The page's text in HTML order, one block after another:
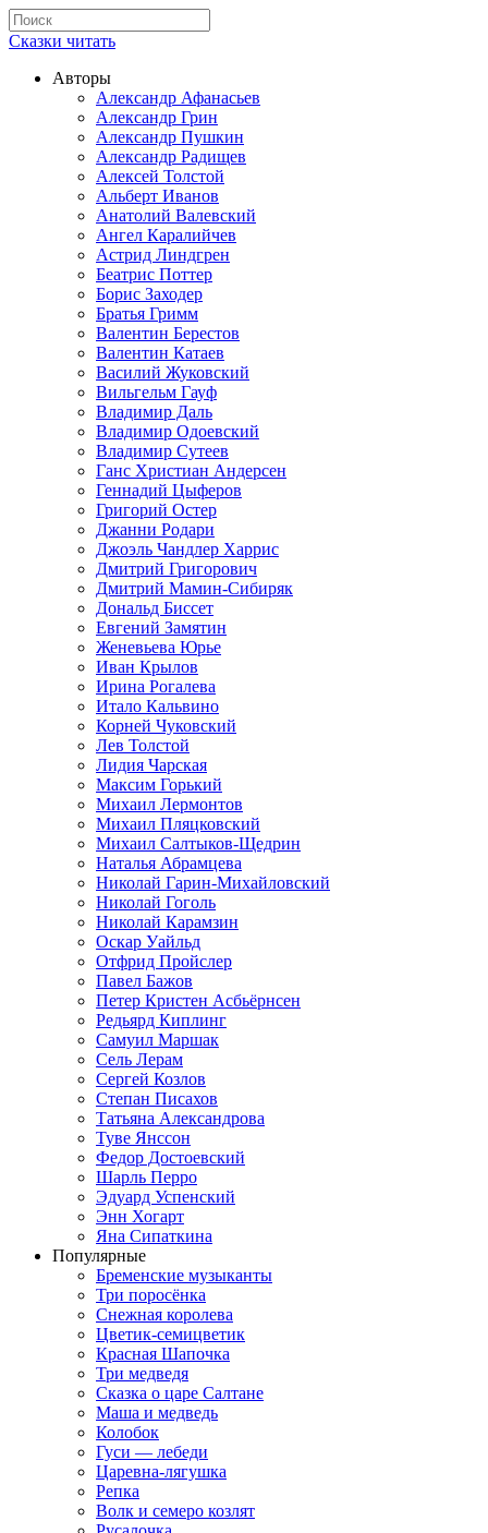
Сказки читать
Авторы
Александр Афанасьев
Александр Грин
Александр Пушкин
Александр Радищев
Алексей Толстой
Альберт Иванов
Анатолий Валевский
Ангел Каралийчев
Астрид Линдгрен
Беатрис Поттер
Борис Заходер
Братья Гримм
Валентин Берестов
Валентин Катаев
Василий Жуковский
Вильгельм Гауф
Владимир Даль
Владимир Одоевский
Владимир Сутеев
Ганс Христиан Андерсен
Геннадий Цыферов
Григорий Остер
Джанни Родари
Джоэль Чандлер Харрис
Дмитрий Григорович
Дмитрий Мамин-Сибиряк
Дональд Биссет
Евгений Замятин
Женевьева Юрье
Иван Крылов
Ирина Рогалева
Итало Кальвино
Корней Чуковский
Лев Толстой
Лидия Чарская
Максим Горький
Михаил Лермонтов
Михаил Пляцковский
Михаил Салтыков-Щедрин
Наталья Абрамцева
Николай Гарин-Михайловский
Николай Гоголь
Николай Карамзин
Оскар Уайльд
Отфрид Пройслер
Павел Бажов
Петер Кристен Асбьёрнсен
Редьярд Киплинг
Самуил Маршак
Сель Лерам
Сергей Козлов
Степан Писахов
Татьяна Александрова
Туве Янссон
Федор Достоевский
Шарль Перро
Эдуард Успенский
Энн Хогарт
Яна Сипаткина
Популярные
Бременские музыканты
Три поросёнка
Снежная королева
Цветик-семицветик
Красная Шапочка
Три медведя
Сказка о царе Салтане
Маша и медведь
Колобок
Гуси — лебеди
Царевна-лягушка
Репка
Волк и семеро козлят